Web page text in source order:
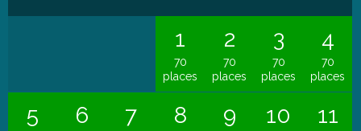
1
70
places
2
70
places
3
70
places
4
70
places
5 6 7 8 9 10 11